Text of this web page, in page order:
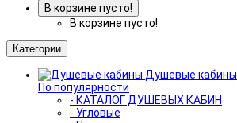
В корзине пусто!
В корзине пусто!
Категории
Душевые кабины
По популярности
- КАТАЛОГ ДУШЕВЫХ КАБИН
- Угловые